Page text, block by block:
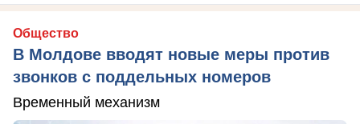
Общество
В Молдове вводят новые меры против
звонков с поддельных номеров
Временный механизм